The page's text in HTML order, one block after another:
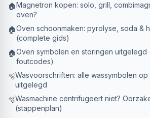
🏠Magnetron kopen: solo, grill,
oven?
🏠Oven schoonmaken: pyrolyse, soda &
(complete gids)
🏠Oven symbolen en storingen uitgelegd
foutcodes)
🫧Wasvoorschriften: alle wassymbolen op
uitgelegd
🫧Wasmachine centrifugeert niet?
(stappenplan)